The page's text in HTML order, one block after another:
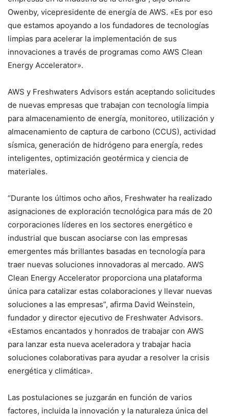
Owenby, vicepresidente de energía de AWS. «Es por eso
que estamos apoyando a los fundadores de tecnologías
limpias para acelerar la implementación de sus
innovaciones a través de programas como AWS Clean
Energy Accelerator».
AWS y Freshwaters Advisors están aceptando solicitudes
de nuevas empresas que trabajan con tecnología limpia
para almacenamiento de energía, monitoreo, utilización y
almacenamiento de captura de carbono (CCUS), actividad
sísmica, generación de hidrógeno para energía, redes
inteligentes, optimización geotérmica y ciencia de
materiales.
“Durante los últimos ocho años, Freshwater ha realizado
asignaciones de exploración tecnológica para más de 20
corporaciones líderes en los sectores energético e
industrial que buscan asociarse con las empresas
emergentes más brillantes basadas en tecnología para
traer nuevas soluciones innovadoras al mercado. AWS
Clean Energy Accelerator proporciona una plataforma
única para catalizar estas colaboraciones y llevar nuevas
soluciones a las empresas”, afirma David Weinstein,
fundador y director ejecutivo de Freshwater Advisors.
«Estamos encantados y honrados de trabajar con AWS
para lanzar esta nueva aceleradora y trabajar hacia
soluciones colaborativas para ayudar a resolver la crisis
energética y climática».
Las postulaciones se juzgarán en función de varios
factores, incluida la innovación y la naturaleza única del